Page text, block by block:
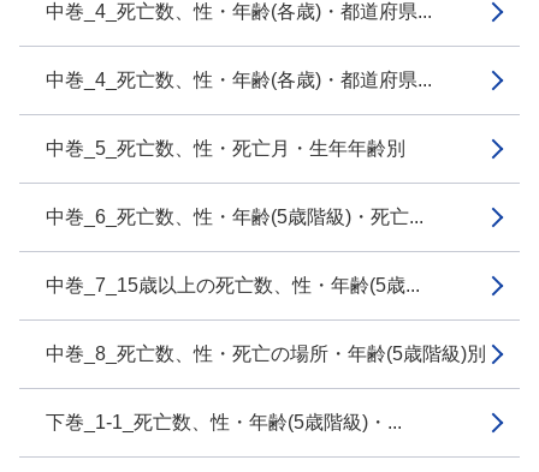
中巻_4_死亡数、性・年齢(各歳)・都道府県...
中巻_4_死亡数、性・年齢(各歳)・都道府県...
中巻_5_死亡数、性・死亡月・生年年齢別
中巻_6_死亡数、性・年齢(5歳階級)・死亡...
中巻_7_15歳以上の死亡数、性・年齢(5歳...
中巻_8_死亡数、性・死亡の場所・年齢(5歳階級)別
下巻_1-1_死亡数、性・年齢(5歳階級)・...